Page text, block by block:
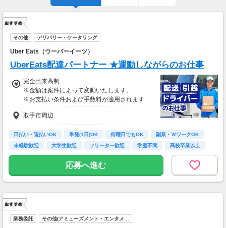
その他 デリバリー・ケータリング
Uber Eats（ウーバーイーツ）
UberEats配達パートナー ★運動しながらのお仕事
完全出来高制
※金額は案件によって変動いたします。
※お支払い条件および手数料が適用されます
取手市周辺
日払い・週払いOK 単発(1日)OK 何曜日でもOK
副業・ＷワークOK
未経験歓迎
大学生歓迎 フリーター歓迎 学歴不問 高校卒業以上
応募へ進む
業務委託 その他(アミューズメント・エンタメ…